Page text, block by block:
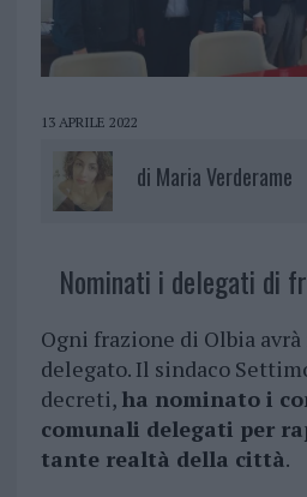
13 APRILE 2022
di Maria Verderame
Nominati i delegati di
Ogni frazione di Olbia
delegato. Il sindaco
decreti, ha nominato i
comunali delegati per
tante realtà della città.